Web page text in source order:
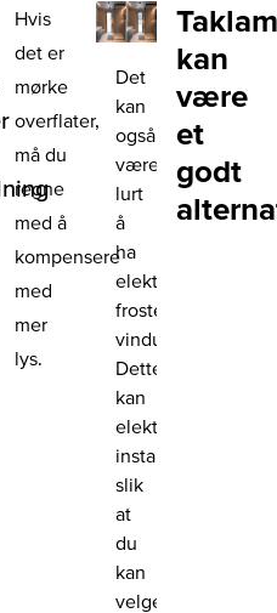
Hvis
det er
mørke
overflater,
må du
regne
med å
kompensere
med
mer
lys.
Det
kan
også
være
lurt
å
ha
elektrisk
frostet
vindu.
Dette
kan
elektriker
installere
slik
at
du
kan
velge
kan
være
et
godt